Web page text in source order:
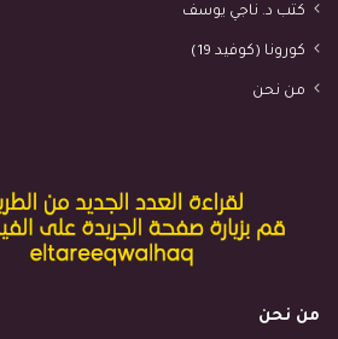
كتب د. ناجي يوسف
كورونا (كوفيد 19)
من نحن
من نحن